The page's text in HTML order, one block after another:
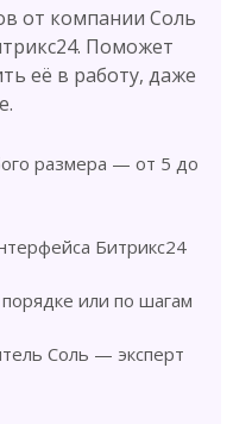
от компании Соль
Поможет
её в работу, даже
размера — от 5 до
Битрикс24
или по шагам
Соль — эксперт